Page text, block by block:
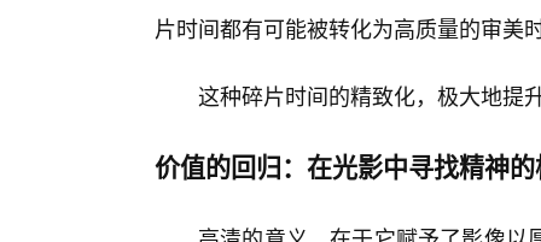
片时间都有可能被转化为高质量的审美
这种碎片时间的精致化，极大地提
价值的回归：在光影中寻找精神